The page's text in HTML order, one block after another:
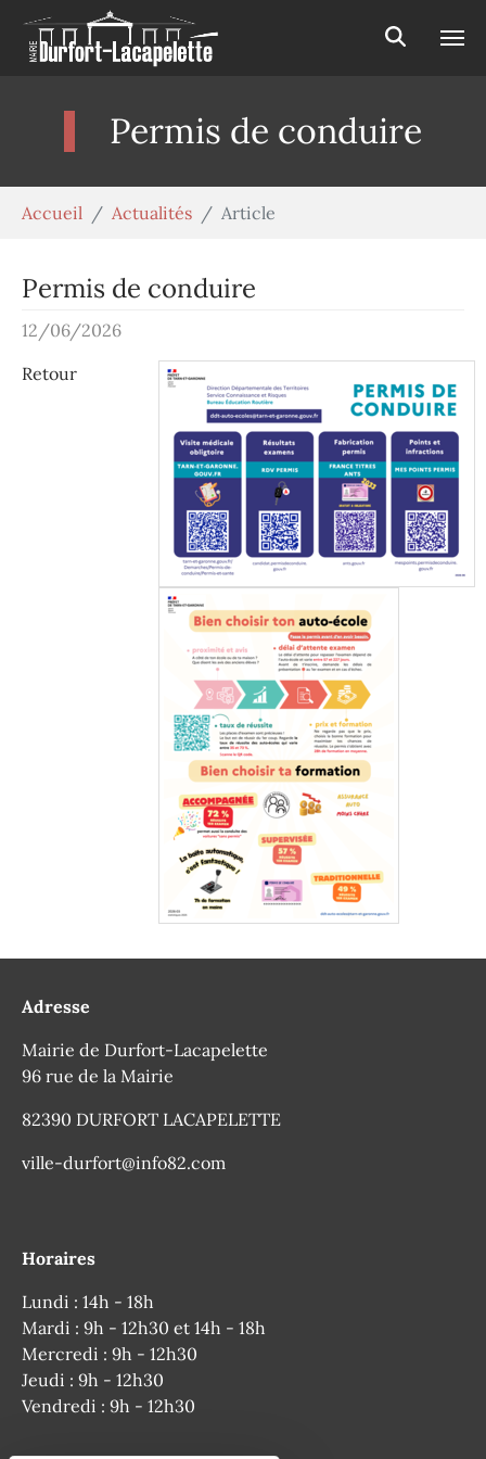
Aller au contenu principal
Permis de conduire
Accueil Actualités Article
Permis de conduire
12/06/2026
Retour
Adresse
Mairie de Durfort-Lacapelette
96 rue de la Mairie
82390 DURFORT LACAPELETTE
ville-durfort@info82.com
Horaires
Lundi : 14h - 18h
Mardi : 9h - 12h30 et 14h - 18h
Mercredi : 9h - 12h30
Jeudi : 9h - 12h30
Vendredi : 9h - 12h30
Panneau de gestion des cookies